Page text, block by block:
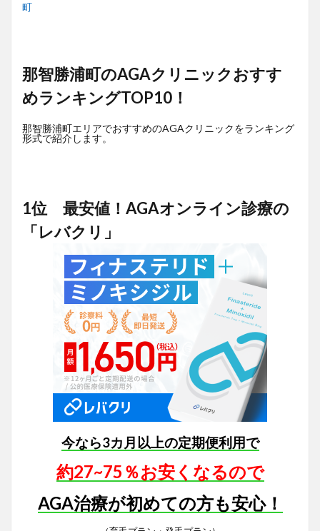
町
那智勝浦町のAGAクリニックおすす
めランキングTOP10！
那智勝浦町エリアでおすすめのAGAクリニックをランキング
形式で紹介します。
1位 最安値！AGAオンライン診療の
「レバクリ」
今なら3カ月以上の定期便利用で
約27~75％お安くなるので
AGA治療が初めての方も安心！